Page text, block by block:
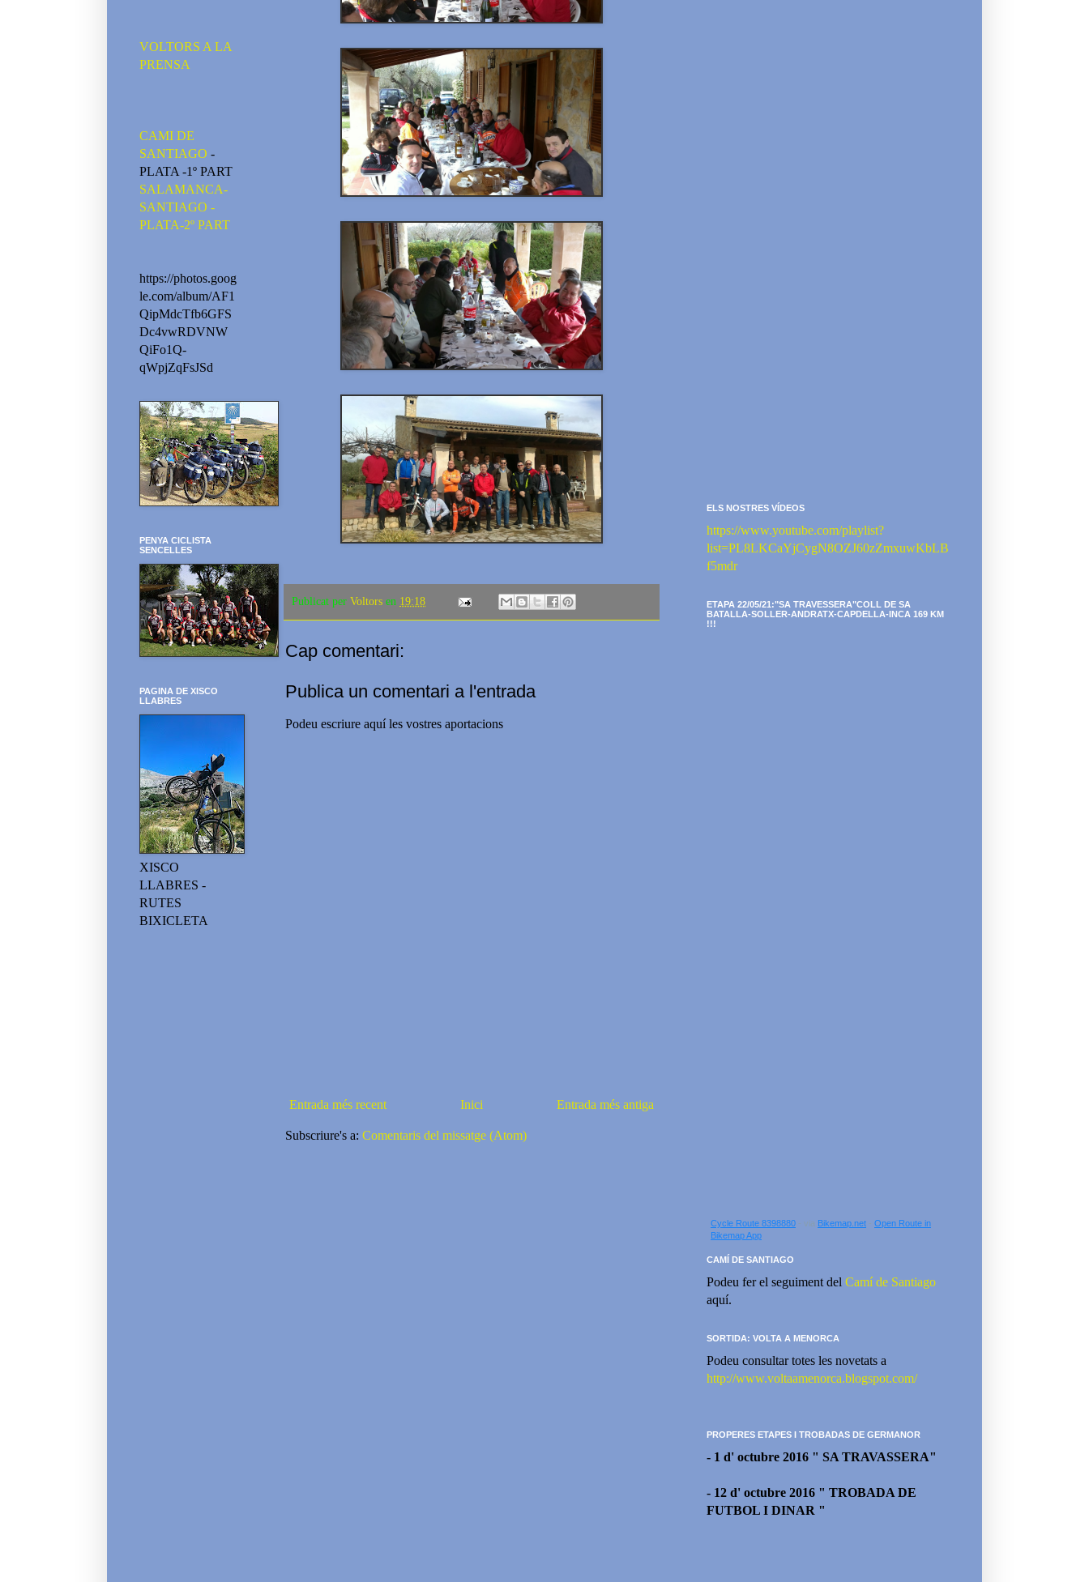
Publicat per Voltors en 19:18
Cap comentari:
Publica un comentari a l'entrada
Podeu escriure aquí les vostres aportacions
Entrada més recent Entrada més antiga
Inici
Subscriure's a: Comentaris del missatge (Atom)
VOLTORS A LA
PRENSA
CAMI DE
SANTIAGO -
PLATA -1º PART
SALAMANCA-
SANTIAGO -
PLATA-2º PART
https://photos.goog
le.com/album/AF1
QipMdcTfb6GFS
Dc4vwRDVNW
QiFo1Q-
qWpjZqFsJSd
PENYA CICLISTA
SENCELLES
PAGINA DE XISCO
LLABRES
XISCO
LLABRES -
RUTES
BIXICLETA
ELS NOSTRES VÍDEOS
https://www.youtube.com/playlist?
list=PL8LKCaYjCygN8OZJ60zZmxuwKbLB
f5mdr
ETAPA 22/05/21:"SA TRAVESSERA"COLL DE SA
BATALLA-SOLLER-ANDRATX-CAPDELLA-INCA 169 KM
!!!
Cycle Route 8398880 - via Bikemap.net - Open Route in
Bikemap App
CAMÍ DE SANTIAGO
Podeu fer el seguiment del Camí de Santiago
aquí.
SORTIDA: VOLTA A MENORCA
Podeu consultar totes les novetats a
http://www.voltaamenorca.blogspot.com/
PROPERES ETAPES I TROBADAS DE GERMANOR
- 1 d' octubre 2016 " SA TRAVASSERA"
- 12 d' octubre 2016 " TROBADA DE
FUTBOL I DINAR "